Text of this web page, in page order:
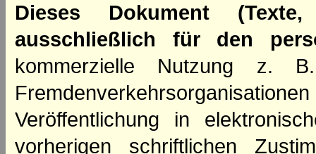
Dieses Dokument
ausschließlich für den
kommerzielle Nutzung z.
Veröffentlichung in
vorherigen schriftlichen